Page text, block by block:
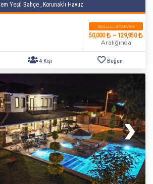
Yeşil Bahçe , Korunaklı Havuz
DOLULUK TAKVIMI
50,000 ~ 129,950
Aralığında